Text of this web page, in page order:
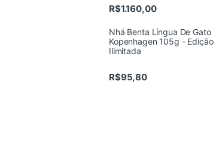
R$1.160,00
Nhá Benta Língua De Gato
Kopenhagen 105g - Edição
Ilimitada
R$95,80